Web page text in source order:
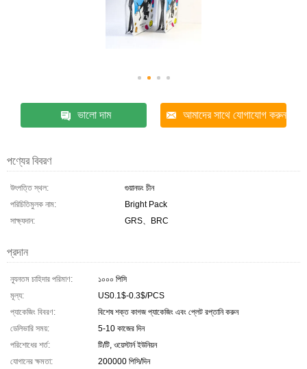
ভালো দাম আমাদের সাথে যোগাযোগ করুন
পণ্যের বিবরণ
উৎপত্তি স্থল:
গুয়ানডং চীন
পরিচিতিমুলক নাম:
Bright Pack
সাক্ষ্যদান:
GRS、BRC
প্রদান
ন্যূনতম চাহিদার পরিমাণ:
১০০০ পিসি
মূল্য:
US0.1$-0.3$/PCS
প্যাকেজিং বিবরণ:
বিশেষ শক্ত কাগজ প্যাকেজিং এবং প্লেট রপ্তানি করুন
ডেলিভারি সময়:
5-10 কাজের দিন
পরিশোধের শর্ত:
টি/টি, ওয়েস্টার্ন ইউনিয়ন
যোগানের ক্ষমতা:
200000 পিসি/দিন